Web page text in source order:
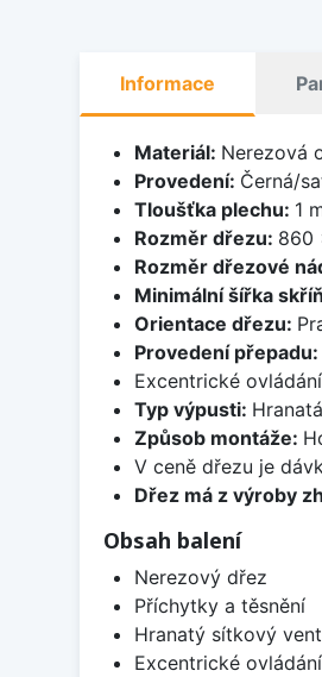
Informace
Materiál: Nerezová
Provedení: Černá/
Tloušťka plechu: 1
Rozměr dřezu: 860
Rozměr dřezové
Minimální šířka
Orientace dřezu:
Provedení přepadu:
Excentrické
Typ výpusti:
Způsob montáže:
V ceně dřezu je
Dřez má z výroby
Obsah balení
Nerezový dřez
Příchytky a těsnění
Hranatý sítkový
Excentrické